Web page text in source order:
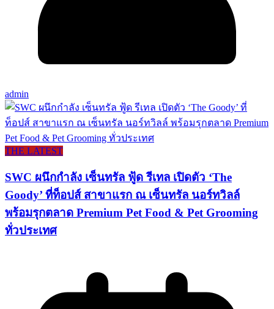
admin
THE LATEST
SWC ผนึกกำลัง เซ็นทรัล ฟู้ด รีเทล เปิดตัว ‘The
Goody’ ที่ท็อปส์ สาขาแรก ณ เซ็นทรัล นอร์ทวิลล์
พร้อมรุกตลาด Premium Pet Food & Pet Grooming
ทั่วประเทศ